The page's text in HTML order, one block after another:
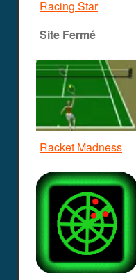
Racing Star
Site Fermé
Racket Madness